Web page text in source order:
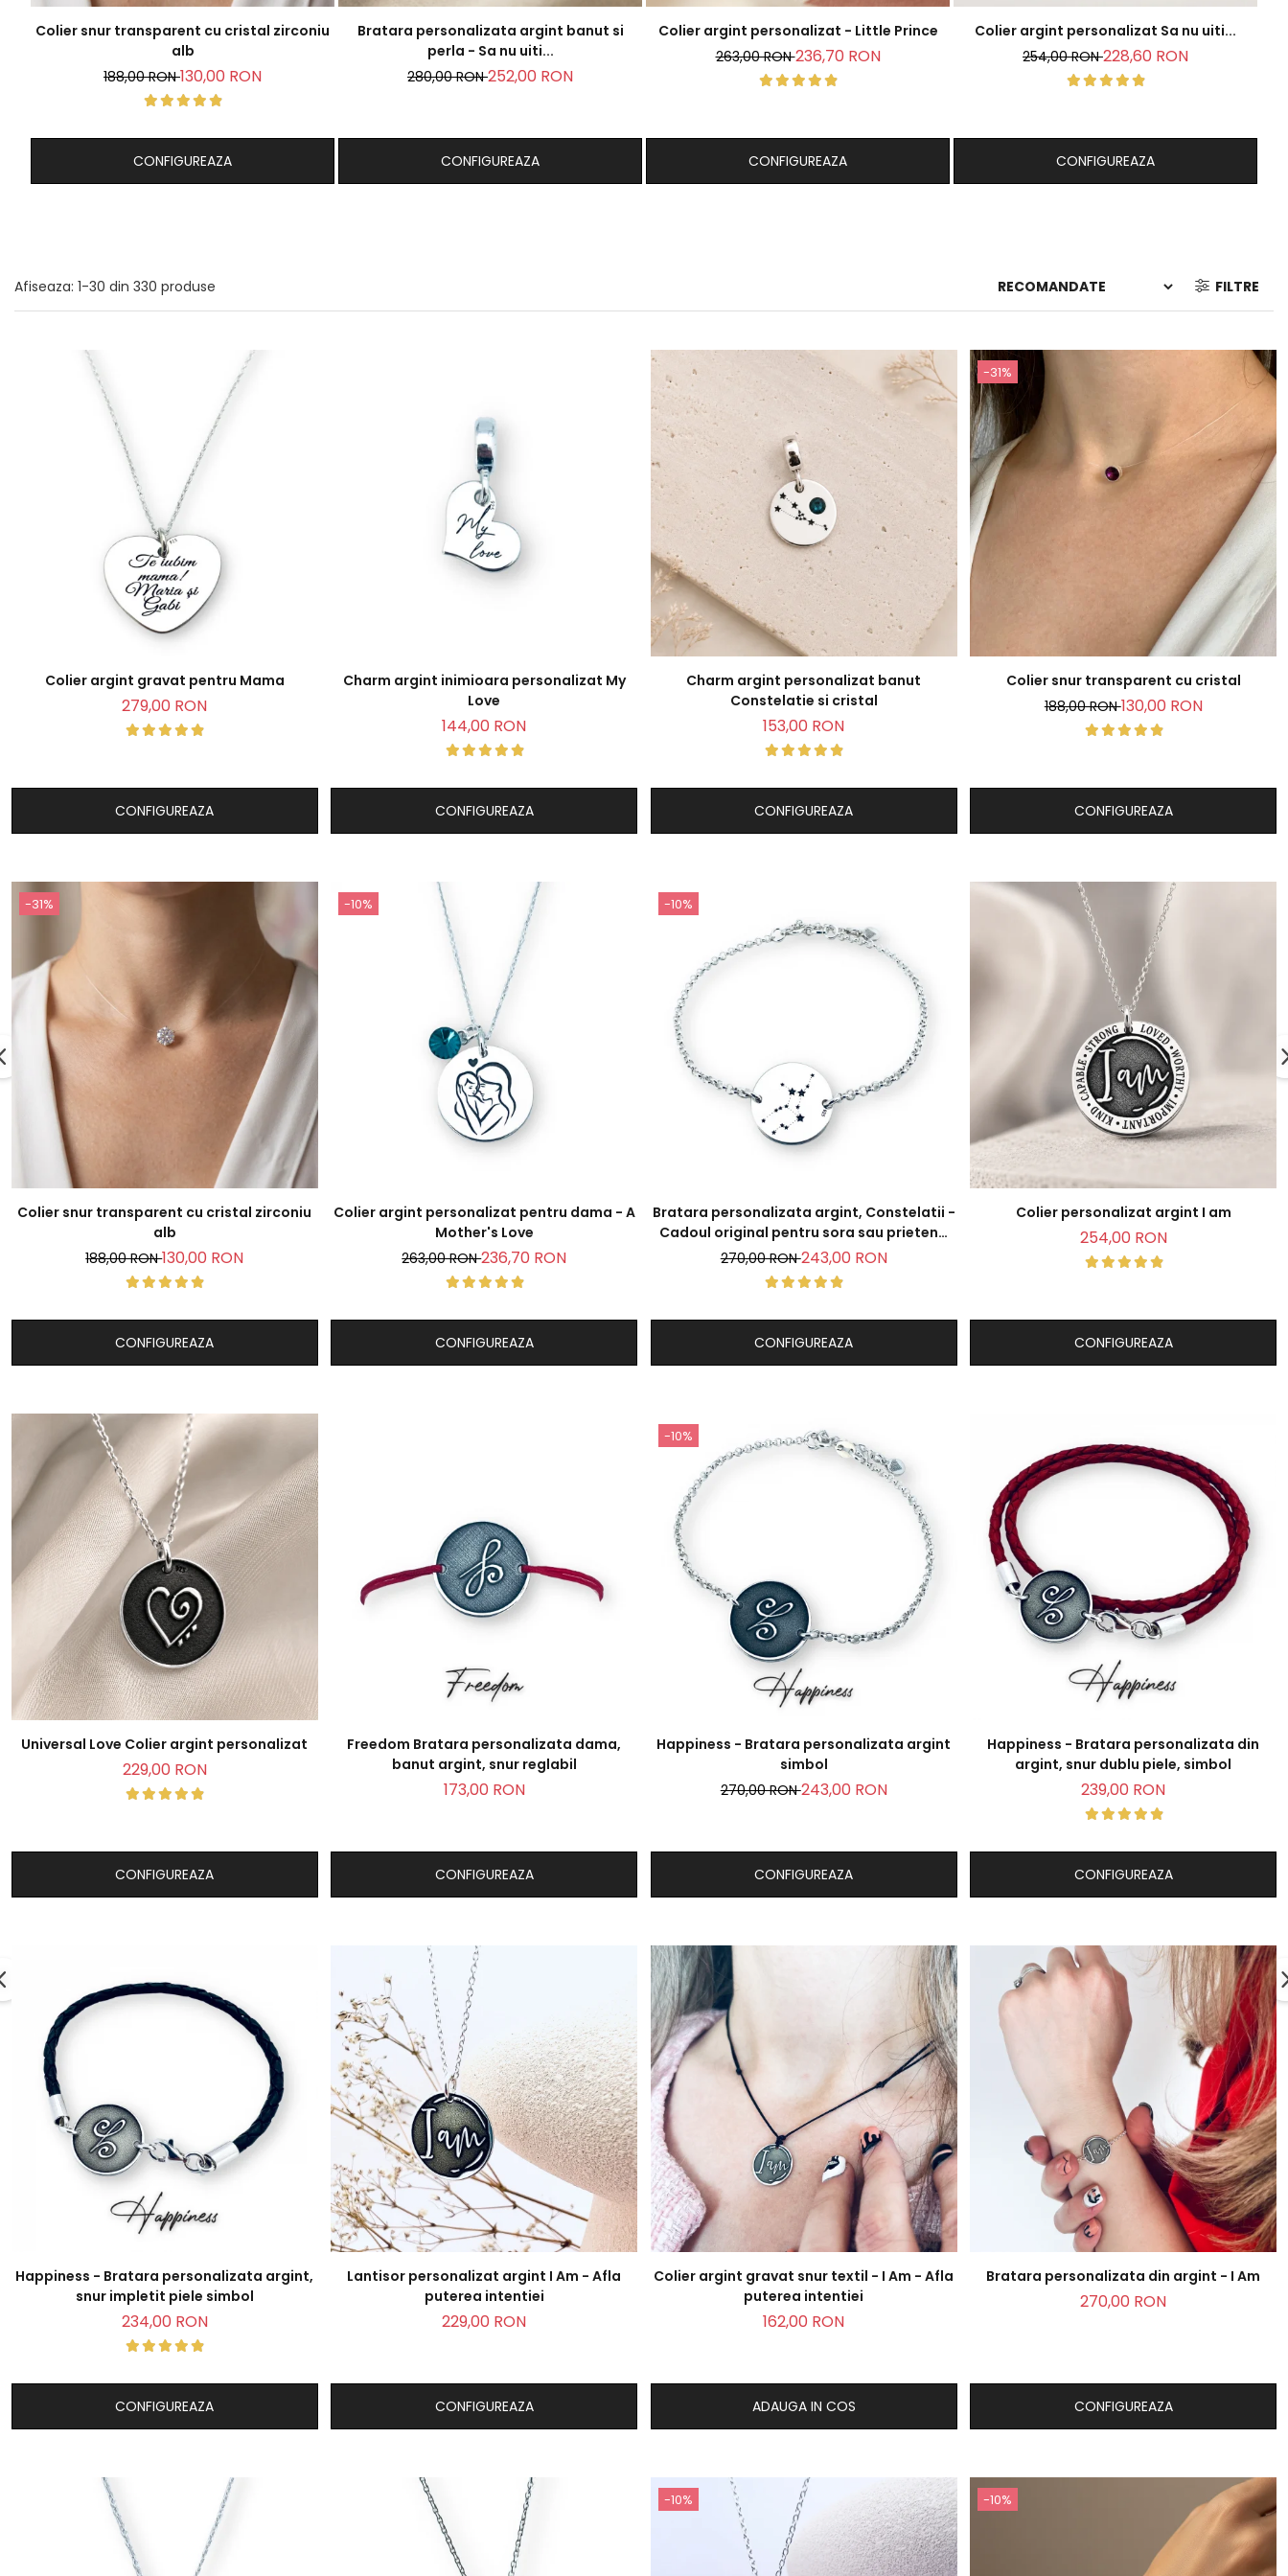
Colier snur transparent cu cristal zirconiu
alb
188,00 RON130,00 RON
CONFIGUREAZA
Bratara personalizata argint banut si
perla - Sa nu uiti...
280,00 RON252,00 RON
CONFIGUREAZA
Colier argint personalizat - Little Prince
263,00 RON236,70 RON
CONFIGUREAZA
Colier argint personalizat Sa nu uiti...
254,00 RON228,60 RON
CONFIGUREAZA
Afiseaza: 1-30 din 330 produse FILTRE
Colier argint gravat pentru Mama
279,00 RON
CONFIGUREAZA
Charm argint inimioara personalizat My
Love
144,00 RON
CONFIGUREAZA
Charm argint personalizat banut
Constelatie si cristal
153,00 RON
CONFIGUREAZA
-31%
Colier snur transparent cu cristal
188,00 RON130,00 RON
CONFIGUREAZA
-31%
Colier snur transparent cu cristal zirconiu
alb
188,00 RON130,00 RON
CONFIGUREAZA
-10%
Colier argint personalizat pentru dama - A
Mother's Love
263,00 RON236,70 RON
CONFIGUREAZA
-10%
Bratara personalizata argint, Constelatii -
Cadoul original pentru sora sau prietena
ta
270,00 RON243,00 RON
CONFIGUREAZA
Colier personalizat argint I am
254,00 RON
CONFIGUREAZA
Universal Love Colier argint personalizat
229,00 RON
CONFIGUREAZA
Freedom Bratara personalizata dama,
banut argint, snur reglabil
173,00 RON
CONFIGUREAZA
-10%
Happiness - Bratara personalizata argint
simbol
270,00 RON243,00 RON
CONFIGUREAZA
Happiness - Bratara personalizata din
argint, snur dublu piele, simbol
239,00 RON
CONFIGUREAZA
Happiness - Bratara personalizata argint,
snur impletit piele simbol
234,00 RON
CONFIGUREAZA
Lantisor personalizat argint I Am - Afla
puterea intentiei
229,00 RON
CONFIGUREAZA
Colier argint gravat snur textil - I Am - Afla
puterea intentiei
162,00 RON
ADAUGA IN COS
Bratara personalizata din argint - I Am
270,00 RON
CONFIGUREAZA
-10% -10%